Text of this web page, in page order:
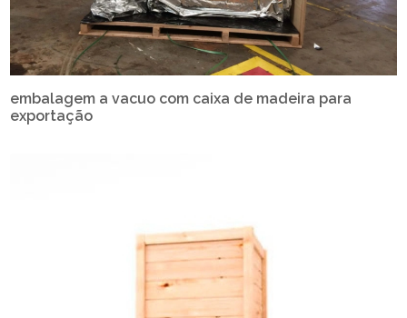
embalagem a vacuo com caixa de madeira para
exportação